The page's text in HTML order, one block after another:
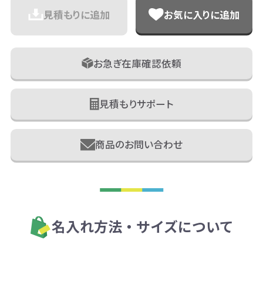
見積もりに追加 お気に入りに追加
お急ぎ在庫確認依頼
見積もりサポート
商品のお問い合わせ
名入れ方法・サイズについて